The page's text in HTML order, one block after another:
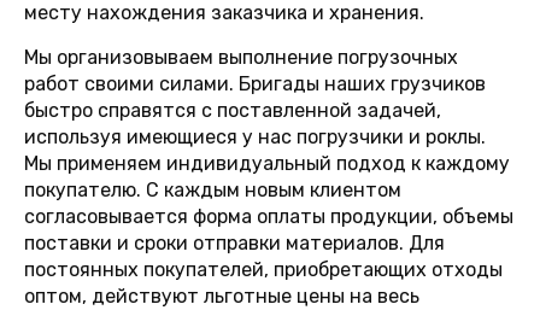
месту нахождения заказчика и хранения.
Мы организовываем выполнение погрузочных
работ своими силами. Бригады наших грузчиков
быстро справятся с поставленной задачей,
используя имеющиеся у нас погрузчики и роклы.
Мы применяем индивидуальный подход к каждому
покупателю. С каждым новым клиентом
согласовывается форма оплаты продукции, объемы
поставки и сроки отправки материалов. Для
постоянных покупателей, приобретающих отходы
оптом, действуют льготные цены на весь